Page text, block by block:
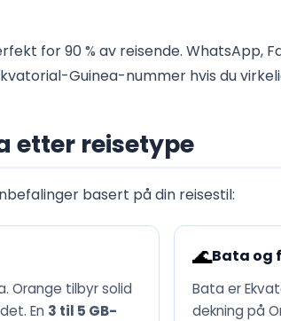
for 90 % av reisende. WhatsApp,
Guinea-nummer hvis du
etter reisetype
basert på din reisestil:
Orange tilbyr solid
En 3 til 5 GB-
🌊Bata og
Bata er
dekning på